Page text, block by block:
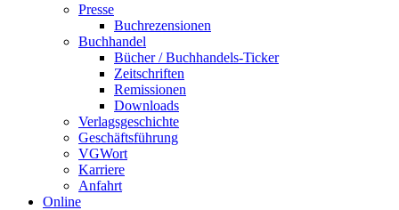
Presse
Buchrezensionen
Buchhandel
Bücher / Buchhandels-Ticker
Zeitschriften
Remissionen
Downloads
Verlagsgeschichte
Geschäftsführung
VGWort
Karriere
Anfahrt
Online